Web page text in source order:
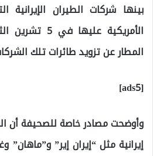
بينها شركات الطيران الإيرانية
الأمريكية
المطار عن تزويد طائرات تلك
[ads5]
وأوضحت مصادر خاصة للصحيفة أن
إيرانية مثل “إيران إير”